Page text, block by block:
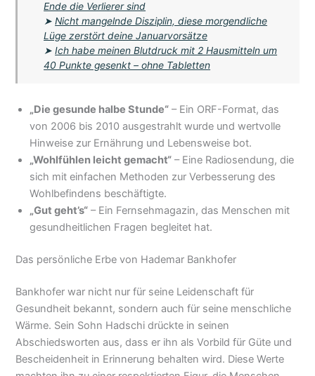
Ende die Verlierer sind
➤Nicht mangelnde Disziplin, diese morgendliche
Lüge zerstört deine Januarvorsätze
➤Ich habe meinen Blutdruck mit 2 Hausmitteln um
40 Punkte gesenkt – ohne Tabletten
„Die gesunde halbe Stunde“ – Ein ORF-Format, das
von 2006 bis 2010 ausgestrahlt wurde und wertvolle
Hinweise zur Ernährung und Lebensweise bot.
„Wohlfühlen leicht gemacht“ – Eine Radiosendung, die
sich mit einfachen Methoden zur Verbesserung des
Wohlbefindens beschäftigte.
„Gut geht’s“ – Ein Fernsehmagazin, das Menschen mit
gesundheitlichen Fragen begleitet hat.
Das persönliche Erbe von Hademar Bankhofer
Bankhofer war nicht nur für seine Leidenschaft für
Gesundheit bekannt, sondern auch für seine menschliche
Wärme. Sein Sohn Hadschi drückte in seinen
Abschiedsworten aus, dass er ihn als Vorbild für Güte und
Bescheidenheit in Erinnerung behalten wird. Diese Werte